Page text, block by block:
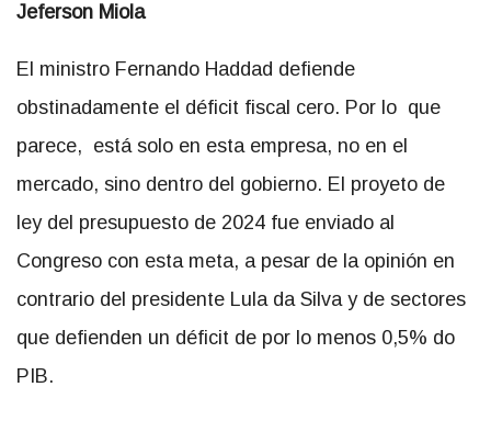
Jeferson Miola
El ministro Fernando Haddad defiende
obstinadamente el déficit fiscal cero. Por lo que
parece, está solo en esta empresa, no en el
mercado, sino dentro del gobierno. El proyeto de
ley del presupuesto de 2024 fue enviado al
Congreso con esta meta, a pesar de la opinión en
contrario del presidente Lula da Silva y de sectores
que defienden un déficit de por lo menos 0,5% do
PIB.